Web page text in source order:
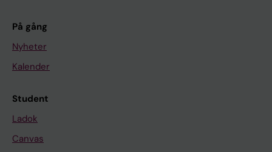
På gång
Nyheter
Kalender
Student
Ladok
Canvas